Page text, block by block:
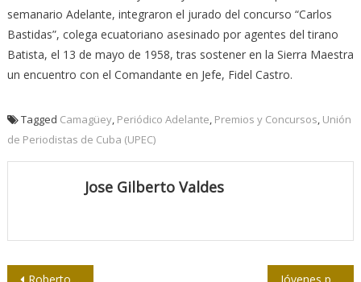
semanario Adelante, integraron el jurado del concurso “Carlos
Bastidas”, colega ecuatoriano asesinado por agentes del tirano
Batista, el 13 de mayo de 1958, tras sostener en la Sierra Maestra
un encuentro con el Comandante en Jefe, Fidel Castro.
Tagged Camagüey, Periódico Adelante Premios y Concursos Unión
de Periodistas de Cuba (UPEC)
Jose Gilberto Valdes